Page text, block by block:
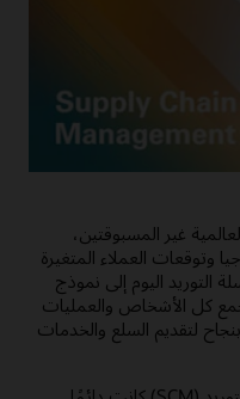
غير المسبوقتين،
وتوقعات العملاء المتغيرة
اليوم إلى نموذج
كل الأشخاص والعمليات
لتقديم السلع والخدمات